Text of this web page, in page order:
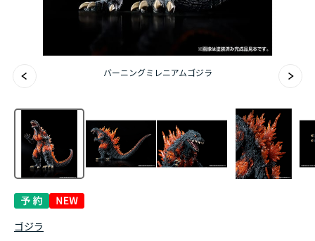
バーニングミレニアムゴジラ
ゴジラ